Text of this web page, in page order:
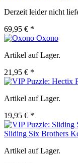
Derzeit leider nicht
69,95 € *
Oxono
Artikel auf Lager.
21,95 € *
Artikel auf Lager.
19,95 € *
Sliding Six Brothers
Artikel auf Lager.